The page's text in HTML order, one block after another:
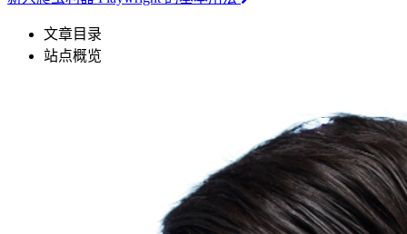
文章目录
站点概览